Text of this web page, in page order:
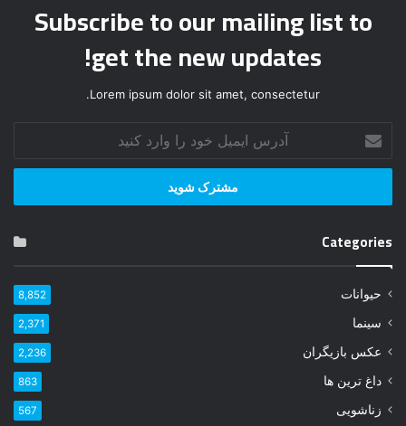
Subscribe to our mailing list to
get the new updates!
Lorem ipsum dolor sit amet, consectetur.
ر
ا
م
ی
خ
و
ر
ا
ا
Categories
حیوانات 8,852
سینما 2,371
عکس بازیگران 2,236
داغ ترین ها 863
زناشویی 567